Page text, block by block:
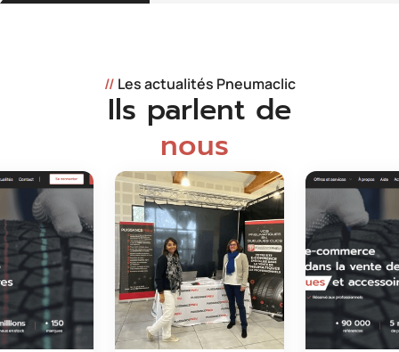
// Les actualités Pneumaclic
Ils parlent de
nous